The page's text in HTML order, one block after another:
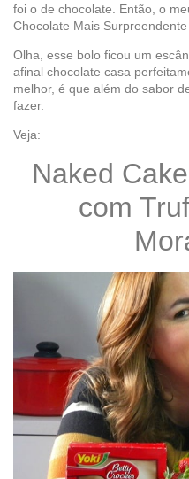
foi o de chocolate. Então, o
Chocolate Mais
Olha, esse bolo ficou um
afinal chocolate casa
melhor, é que além do sabor
fazer.
Veja:
Naked
com